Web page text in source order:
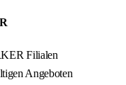
Filialen
Angeboten